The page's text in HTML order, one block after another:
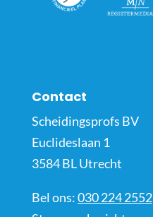
Contact
Scheidingsprofs BV
Euclideslaan 1
3584 BL Utrecht
Bel ons:030 224 2552